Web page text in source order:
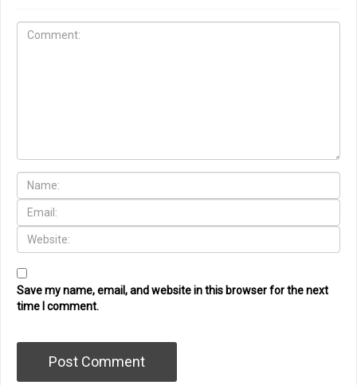
Save my name, email, and website in this browser for the next
time I comment.